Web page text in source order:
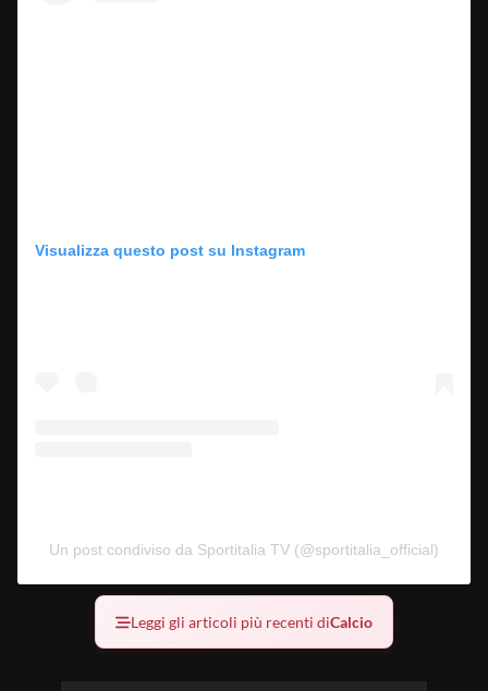
Visualizza questo post su Instagram
Un post condiviso da Sportitalia TV (@sportitalia_official)
Leggi gli articoli più recenti diCalcio